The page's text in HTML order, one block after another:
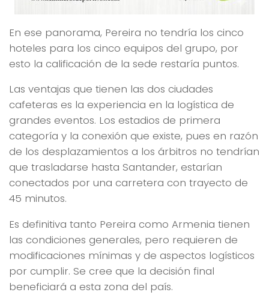
En ese panorama, Pereira no tendría los cinco
hoteles para los cinco equipos del grupo, por
esto la calificación de la sede restaría puntos.
Las ventajas que tienen las dos ciudades
cafeteras es la experiencia en la logística de
grandes eventos. Los estadios de primera
categoría y la conexión que existe, pues en razón
de los desplazamientos a los árbitros no tendrían
que trasladarse hasta Santander, estarían
conectados por una carretera con trayecto de
45 minutos.
Es definitiva tanto Pereira como Armenia tienen
las condiciones generales, pero requieren de
modificaciones mínimas y de aspectos logísticos
por cumplir. Se cree que la decisión final
beneficiará a esta zona del país.